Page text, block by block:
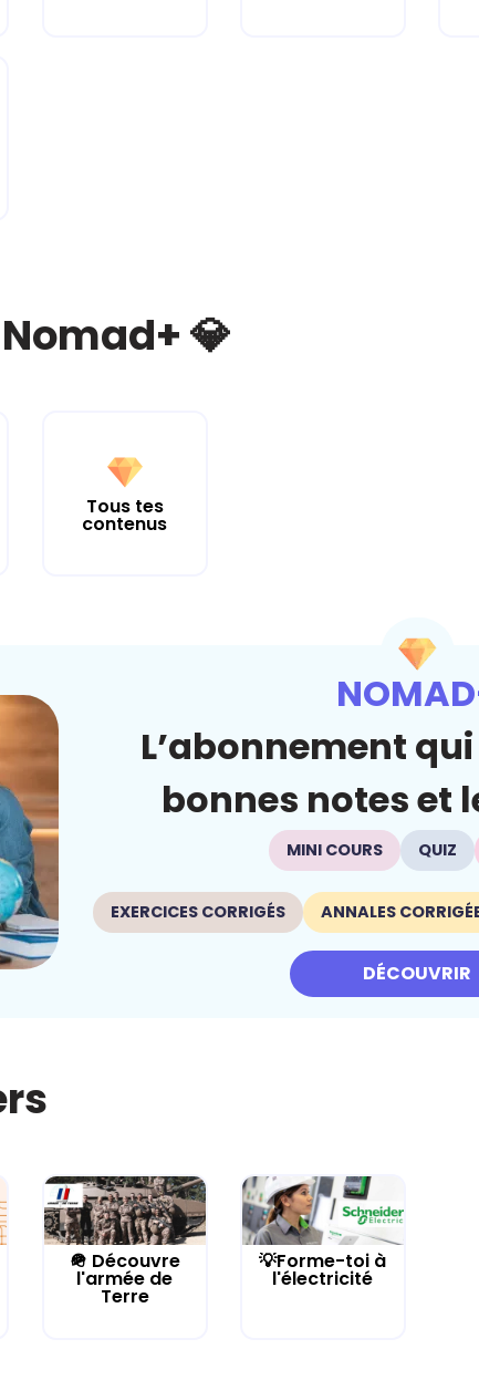
💎
Tous tes
contenus
L’abonnement
bonnes notes et
MINI COURS QUIZ
EXERCICES CORRIGÉS ANNALES
DÉCOUVRIR
🪖 Découvre
l'armée de
Terre
💡Forme-toi à
l'électricité